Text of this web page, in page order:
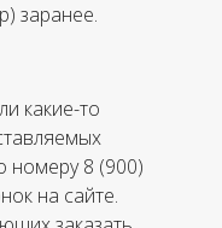
заранее.
какие-то
номеру 8 (900)
на сайте.